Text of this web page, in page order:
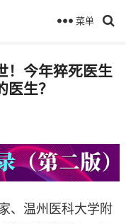
菜单
！今年猝死医生
生？
、温州医科大学附